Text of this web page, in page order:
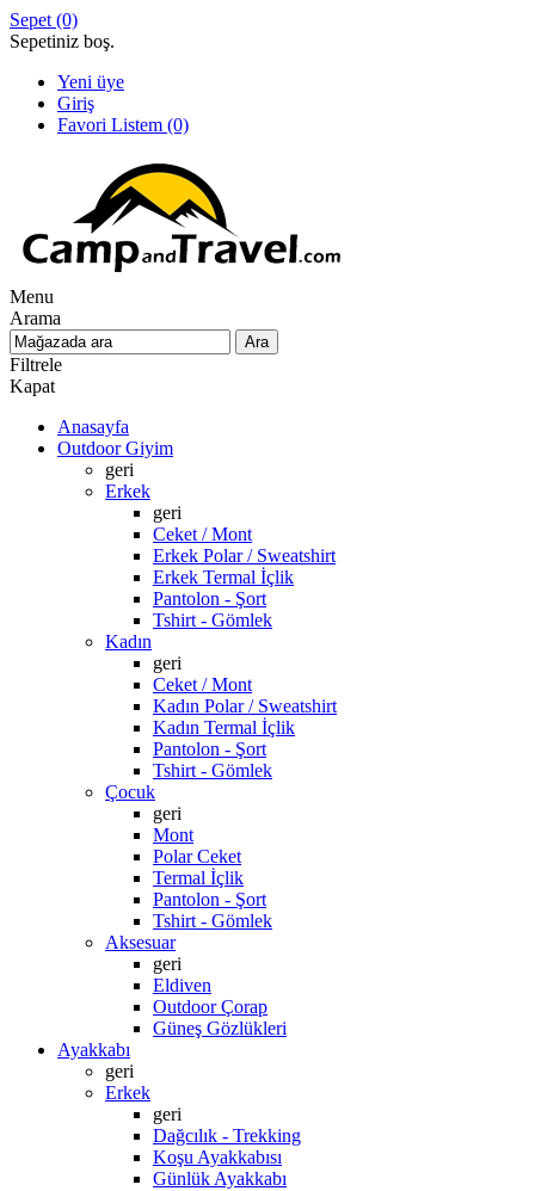
Sepet (0)
Sepetiniz boş.
Yeni üye
Giriş
Favori Listem (0)
Menu
Arama
Filtrele
Kapat
Anasayfa
Outdoor Giyim
geri
Erkek
geri
Ceket / Mont
Erkek Polar / Sweatshirt
Erkek Termal İçlik
Pantolon - Şort
Tshirt - Gömlek
Kadın
geri
Ceket / Mont
Kadın Polar / Sweatshirt
Kadın Termal İçlik
Pantolon - Şort
Tshirt - Gömlek
Çocuk
geri
Mont
Polar Ceket
Termal İçlik
Pantolon - Şort
Tshirt - Gömlek
Aksesuar
geri
Eldiven
Outdoor Çorap
Güneş Gözlükleri
Ayakkabı
geri
Erkek
geri
Dağcılık - Trekking
Koşu Ayakkabısı
Günlük Ayakkabı